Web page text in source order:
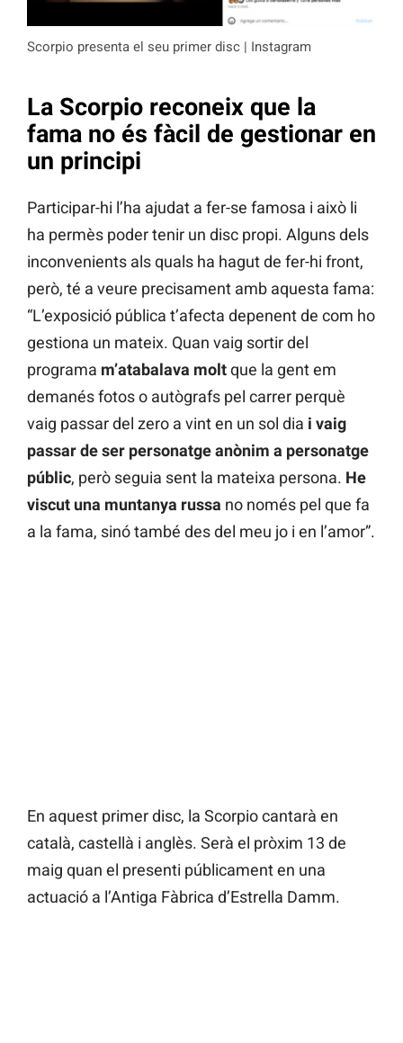
Scorpio presenta el seu primer disc | Instagram
La Scorpio reconeix que la
fama no és fàcil de gestionar en
un principi
Participar-hi l’ha ajudat a fer-se famosa i això li
ha permès poder tenir un disc propi. Alguns dels
inconvenients als quals ha hagut de fer-hi front,
però, té a veure precisament amb aquesta fama:
“L’exposició pública t’afecta depenent de com ho
gestiona un mateix. Quan vaig sortir del
programa m’atabalava moltque la gent em
demanés fotos o autògrafs pel carrer perquè
vaig passar del zero a vint en un sol dia i vaig
passar de ser personatge anònim a personatge
públic, però seguia sent la mateixa persona. He
viscut una muntanya russa no només pel que fa
a la fama, sinó també des del meu jo i en l’amor”.
En aquest primer disc, la Scorpio cantarà en
català, castellà i anglès. Serà el pròxim 13 de
maig quan el presenti públicament en una
actuació a l’Antiga Fàbrica d’Estrella Damm.